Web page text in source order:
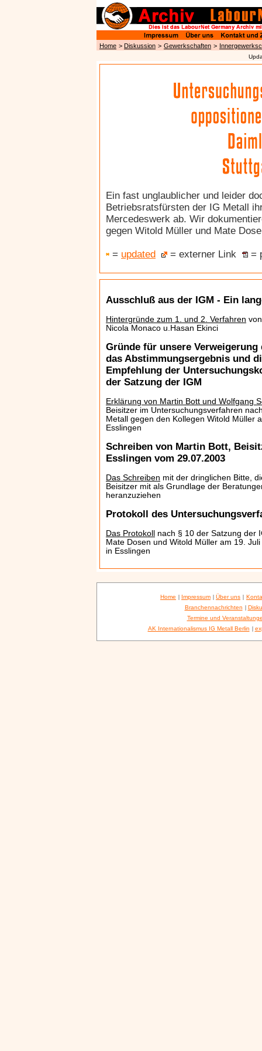
Home > Diskussion > Gewerkschaften >
Ein fast unglaublicher und leider
Betriebsratsfürsten der IG Metall
Mercedeswerk ab. Wir
gegen Witold Müller und Mate
= updated = externer Link =
Ausschluß aus der IGM - Ein
Hintergründe zum 1. und 2. Verfahren
Nicola Monaco u.Hasan Ekinci
Gründe für unsere
das Abstimmungsergebnis und
Empfehlung der
der Satzung der IGM
Erklärung von Martin Bott und Wolfgang
Beisitzer im Untersuchungsverfahren
Metall gegen den Kollegen Witold Müller
Esslingen
Schreiben von Martin Bott,
Esslingen vom 29.07.2003
Das Schreiben mit der dringlichen Bitte,
Beisitzer mit als Grundlage der
heranzuziehen
Protokoll des
Das Protokoll
nach § 10 der Satzung der
Mate Dosen und Witold Müller am 19.
in Esslingen
Home | Impressum | Über uns |
Branchennachrichten |
Termine und
AK Internationalismus IG Metall Berlin |